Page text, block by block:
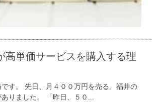
高単価サービスを購入する理
す。 先日、月４００万円を売る、福井の
りました。 「昨日、５０...